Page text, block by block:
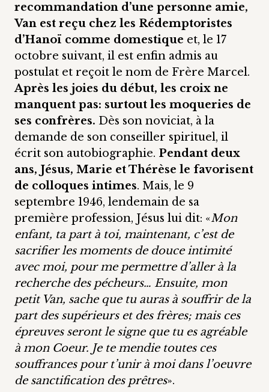
recommandation d’une personne amie,
Van est reçu chez les Rédemptoristes
d’Hanoï comme domestique et, le 17
octobre suivant, il est enfin admis au
postulat et reçoit le nom de Frère Marcel.
Après les joies du début, les croix ne
manquent pas: surtout les moqueries de
ses confrères. Dès son noviciat, à la
demande de son conseiller spirituel, il
écrit son autobiographie. Pendant deux
ans, Jésus, Marie et Thérèse le favorisent
de colloques intimes. Mais, le 9
septembre 1946, lendemain de sa
première profession, Jésus lui dit: «Mon
enfant, ta part à toi, maintenant, c’est de
sacrifier les moments de douce intimité
avec moi, pour me permettre d’aller à la
recherche des pécheurs… Ensuite, mon
petit Van, sache que tu auras à souffrir de la
part des supérieurs et des frères; mais ces
épreuves seront le signe que tu es agréable
à mon Coeur. Je te mendie toutes ces
souffrances pour t’unir à moi dans l’oeuvre
de sanctification des prêtres».